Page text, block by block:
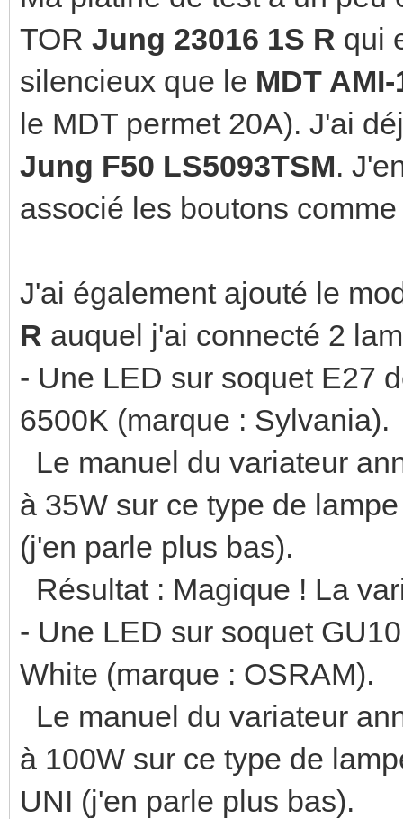
TOR Jung 23016 1S R qui
silencieux que le MDT
le MDT permet 20A). J'ai
Jung F50 LS5093TSM.
associé les boutons
J'ai également ajouté le
R auquel j'ai connecté 2
- Une LED sur soquet E27
6500K (marque : Sylvania).
Le manuel du variateur
à 35W sur ce type de
(j'en parle plus bas).
Résultat : Magique ! La
- Une LED sur soquet
White (marque : OSRAM).
Le manuel du variateur
à 100W sur ce type de
UNI (j'en parle plus bas).